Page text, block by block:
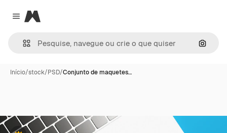
Close menu
Magnific
Início/stock/PSD/Conjunto de maquetes…